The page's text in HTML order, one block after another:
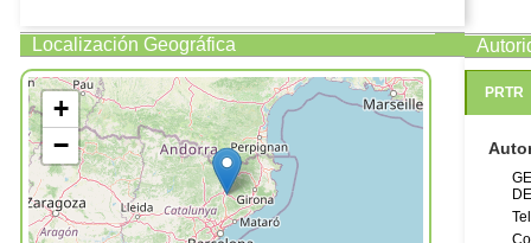
Localización Geográfica
+
−
PRTR